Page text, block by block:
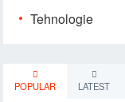
Tehnologie
POPULAR LATEST